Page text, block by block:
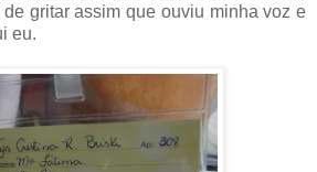
gritar assim que ouviu minha voz e
eu.